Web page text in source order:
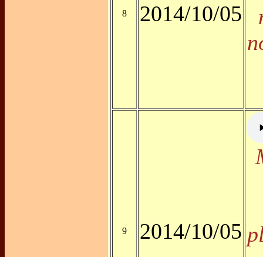
8 2014/10/05
9 2014/10/05